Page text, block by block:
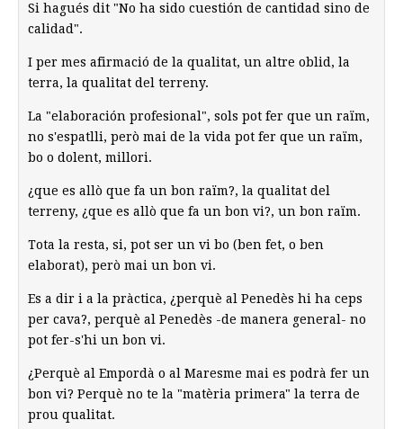
Si hagués dit "No ha sido cuestión de cantidad sino de
calidad".
I per mes afirmació de la qualitat, un altre oblid, la
terra, la qualitat del terreny.
La "elaboración profesional", sols pot fer que un raïm,
no s'espatlli, però mai de la vida pot fer que un raïm,
bo o dolent, millori.
¿que es allò que fa un bon raïm?, la qualitat del
terreny, ¿que es allò que fa un bon vi?, un bon raïm.
Tota la resta, si, pot ser un vi bo (ben fet, o ben
elaborat), però mai un bon vi.
Es a dir i a la pràctica, ¿perquè al Penedès hi ha ceps
per cava?, perquè al Penedès -de manera general- no
pot fer-s'hi un bon vi.
¿Perquè al Empordà o al Maresme mai es podrà fer un
bon vi? Perquè no te la "matèria primera" la terra de
prou qualitat.